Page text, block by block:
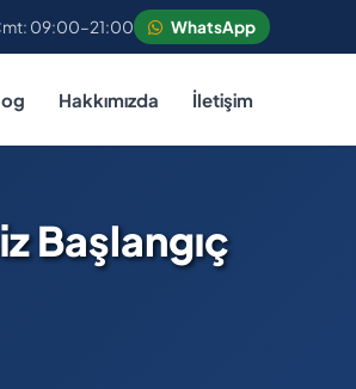
09:00–21:00 WhatsApp
Hakkımızda İletişim
Başlangıç